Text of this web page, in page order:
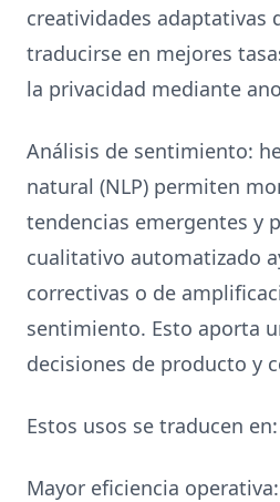
creatividades adaptativas
traducirse en mejores
la privacidad mediante
Análisis de sentimiento:
natural (NLP) permiten
tendencias emergentes y
cualitativo automatizado
correctivas o de
sentimiento. Esto aporta
decisiones de producto y
Estos usos se traducen en:
Mayor eficiencia